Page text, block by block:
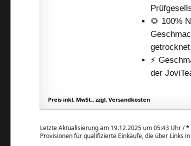
🌻 100%
⚡️
der
Preis inkl. MwSt., zzgl. Versandkosten
Letzte Aktualisierung am 19.12.2025 um 05:43 Uhr /*
Provisionen für qualifizierte Einkäufe, die über Links